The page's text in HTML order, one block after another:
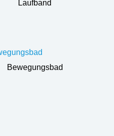
Laufband
Bewegungsbad